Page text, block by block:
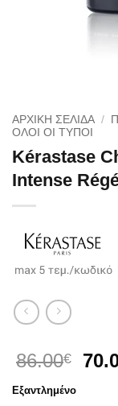
ΑΡΧΙΚΉ ΣΕΛΊΔΑ /
ΌΛΟΙ ΟΙ ΤΎΠΟΙ
Kérastase
Intense
86.00€
Εξαντλημένο